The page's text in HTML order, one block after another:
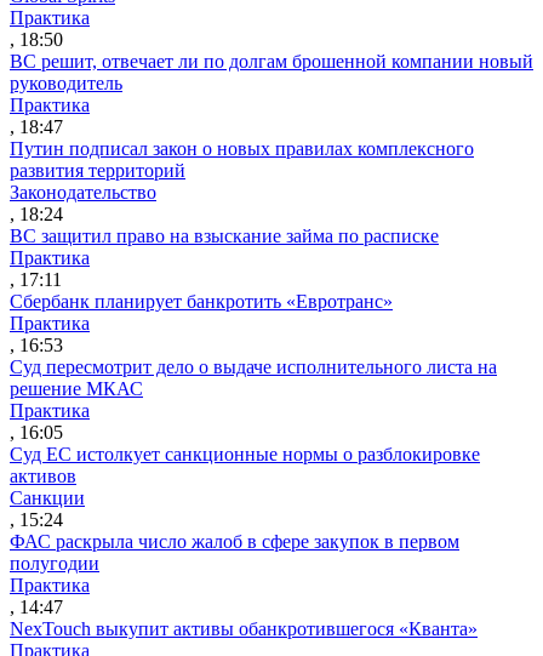
Практика
, 18:50
ВС решит, отвечает ли по долгам брошенной компании новый
руководитель
Практика
, 18:47
Путин подписал закон о новых правилах комплексного
развития территорий
Законодательство
, 18:24
ВС защитил право на взыскание займа по расписке
Практика
, 17:11
Сбербанк планирует банкротить «Евротранс»
Практика
, 16:53
Суд пересмотрит дело о выдаче исполнительного листа на
решение МКАС
Практика
, 16:05
Суд ЕС истолкует санкционные нормы о разблокировке
активов
Санкции
, 15:24
ФАС раскрыла число жалоб в сфере закупок в первом
полугодии
Практика
, 14:47
NexTouch выкупит активы обанкротившегося «Кванта»
Практика